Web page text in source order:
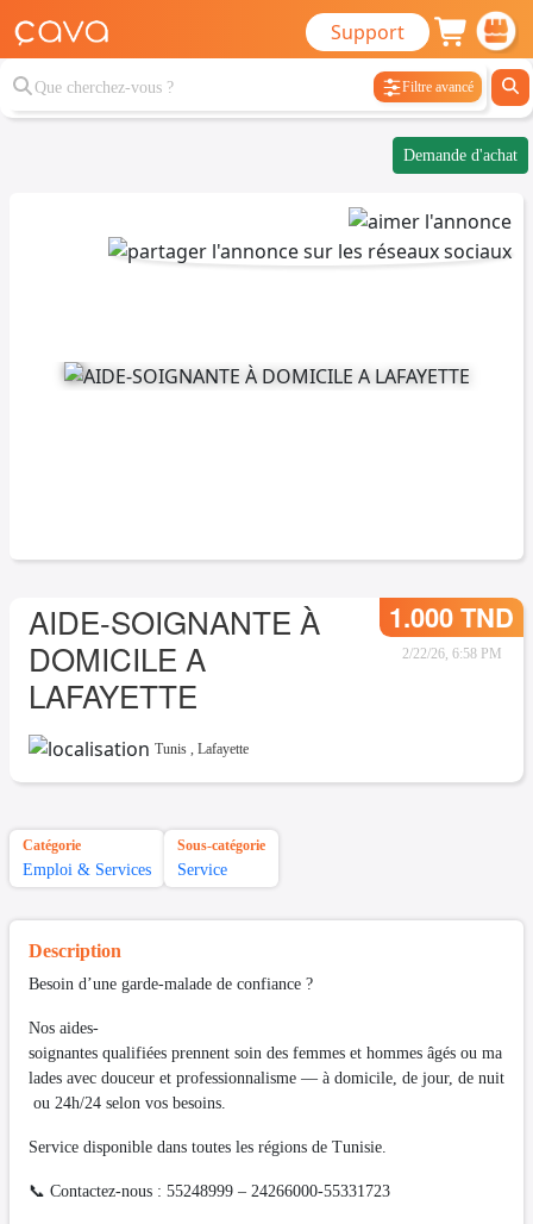
Support
Filtre avancé
Demande d'achat
AIDE-SOIGNANTE À
DOMICILE A
LAFAYETTE
1.000 TND
2/22/26, 6:58 PM
Tunis , Lafayette
Catégorie
Emploi & Services
Sous-catégorie
Service
Description
Besoin d’une garde-malade de confiance ?
Nos aides-
soignantes qualifiées prennent soin des femmes et hommes âgés ou ma
lades avec douceur et professionnalisme — à domicile, de jour, de nuit
ou 24h/24 selon vos besoins.
Service disponible dans toutes les régions de Tunisie.
📞 Contactez-nous : 55248999 – 24266000-55331723